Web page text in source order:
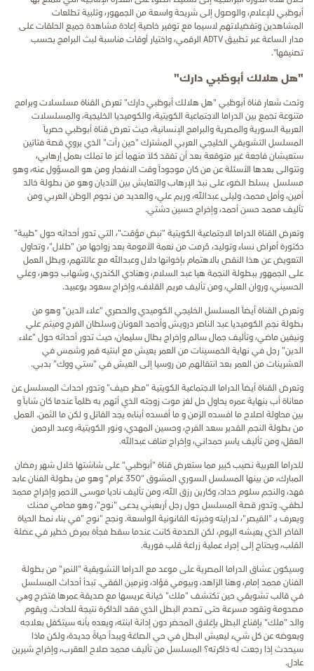
أبوظبي للإعلام، والوصول إلى شريحة واسعة من الجمهور، وتلبية تطلعات
المشاهدين وتفضيلاتهم لاسيما مع توفير خاصية إعادة مشاهدة جميع الحلقات على
مدار الساعة عبر تطبيقADTV الرقمي، واختيار أوقات مناسبة لبث البرامج بحسب
تصنيفها".
"هل هلالك أبوظبي دارك"
وتحت شعار قناة أبوظبي "هل هلالك أبوظبي دارك" تعرض القناة مسلسلات وبرامج
متنوعة تجمع بين الدراما الاجتماعية الكويتية، والكوميديا الخليجية، والمسلسلات
العربية السورية والمصرية والبرامج الإنسانية، حيثتعرض قناة أبوظبي حصرياً
المسلسل التشويقي الخليجي العربي المشترك "حين رأت" الذي يروي قصة فتاتين
ستعيشان فاجعة غير متوقعة بعد أن تفقد كلاً منهما أعز ما تملك بعمل إرهابي،
وتتوالى بعدها الأسئلة عن من كان موجوداً وقت الانفجار ومن هو المسؤول عنه، وهو
مسلسل يسلط الضوء على نبذ الإرهاب والتعايش بين الأديان وهو من بطولة خالد
أمين، وأمل محمد، وليلى عبدالله، وريم علي، والعديد من نجوم الوطن العربي ومن
تأليف محمد حسن أحمد، وإخراج حسين دشتي.
وتعرض القناة الدراما الاجتماعية الكويتية "نبض مؤقت"، التي تدور أحداثه حول "طيبة"
دكتورة أمراض نساء وتوليد، حُرمت من نعمة الأمومة بعد زواجها من "طلال"، وتحاول
التعويض عن هذا النقص بالاهتمام بإخوانها دلال وعبدالله مع عائلتهم، ويطل العمل
على الجمهور ببطولة النجمة هيا عبد السلام، وهنادي الكندري، وشهاب جوهر، وعلي
الحسيني، وروان العلي، ومن تأليف مريم القلاف، وإخراج سعود بوعبيد.
وتعرض القناة أيضاً المسلسل الخليجي الكوميدي والحصري "علاء الدين" وهو من
بطولة نجم الكوميديا عبد الناصر درويش وأحمد العونان وسلطان الفرج وميثم علي
ونيفين ماضي، وتأليف جمال سالم وإخراج بطال سليمان، حيث تدور أحداثه حول "علاء
الدين" رجل في نهاية الخمسينات من العمر يعيش مع ابنتيه قمر وشمس في
العشرينات من العمر بعد انتقالهم من روسيا إلى العيش في "ستي ووك" بدبي.
وتعرض القناة أيضاً الدراما الاجتماعية الكويتية "مطر صيف" وتدور احداث المسلسل عن
معاناة أب بنهاية عمره يحاول حل لغز موت زوجته الذي أتهم به ظلماً عندما كان شاباً و
بين محاولة اصلاح ما افسده الزمن و ما أفسده أبناءه يجد القاتل و لكن ما الثمن. العمل
من بطولة النجم القدير سعد الفرج، وحسين المهدي، ونور الكويتية، وعبد الرحمن
العقل، ومن تأليف ياسر حمداني، وإخراج مناف عبدالله.
للدراما العربية نصيب كبير مما ستعرض قناة "أبوظبي" على شاشتها خلال شهر رمضان
المبارك، من بينها المسلسل السوري المشوق "350 غرام" وهو من بطولة الفنان عابد
فهد، والنجم سلوم حداد، وكارين رزق الله، ومن تأليف ناديا موسى الأحمر وإخراج محمد
لطفي. وتدور قصة المسلسل حول رجل أربعيني يدعى "نوح"، وهو محامي محنك
ويعرف بـ "القيصر"، لدرايته وخبرته القانونية الواسعة. ونجح "نوح "في بناء نمط الحياة
الفاخر الذي يعيشه اليوم، لكن الصدمة كانت عندما سقط فجأة بمرض خطير في عضلة
القلب، ويحتاج إلى إجراء عملية زراعة قلب فورية.
وسيكون عشاق الدراما المصرية على موعد مع الدراما التشويقية "النمر" من بطولة
الفنان محمد إمام، وهنا الزاهد، وبيومي فؤاد، ونرمين الفقي. تبدأ أحداث المسلسل
في قالب تشويقي حين تكتشف "ملك" خيانة عريسها مع صديقة عمرها فتخرج وھي
مصدومة وتقود مسرعة حتى تصدم البطل الذي فقد الذاكرة نتيجة للحادث. ويقوم
والد "ملك" بإقناع البطل بإغلاق المحضر دون إدانة ابنته، ويعده بأنه سيتكفل بعلاجه
ويعوضه عن كل شيء ليعيش البطل في حي الصاغة ويبدأ حياةً جديدة، ولكن ماذا
سيحدث إذا رجعت له ذاكرته؟ المسلسل من تأليف محمد صلاح العقرب، وإخراج شيرين
عادل.